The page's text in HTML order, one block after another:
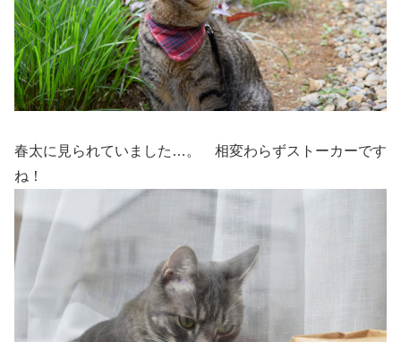
春太に見られていました…。 相変わらずストーカーです
ね！